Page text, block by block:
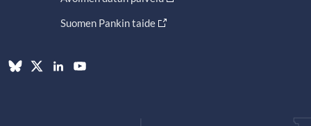
Suomen Pankin taide